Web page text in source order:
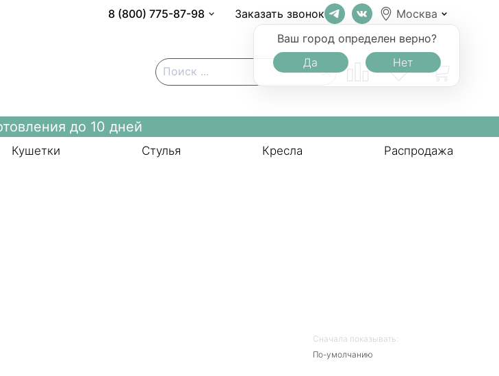
Москва
Ваш город определен верно?
Да
Нет
8 (800) 775-87-98 Заказать звонок
до 10 дней
Кушетки Стулья Кресла Распродажа
Сначала показывать:
По-умолчанию